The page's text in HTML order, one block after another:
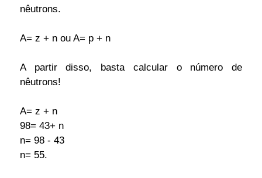
nêutrons.
A= z + n ou A= p + n
A partir disso, basta calcular o número de
nêutrons!
A= z + n
98= 43+ n
n= 98 - 43
n= 55.